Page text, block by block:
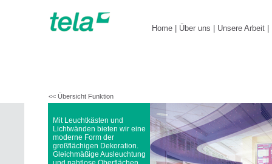
<< Übersicht Funktion
Mit Leuchtkästen und
Lichtwänden bieten wir eine
moderne Form der
großflächigen Dekoration.
Gleichmäßige Ausleuchtung
Home Über uns Unsere Arbeit